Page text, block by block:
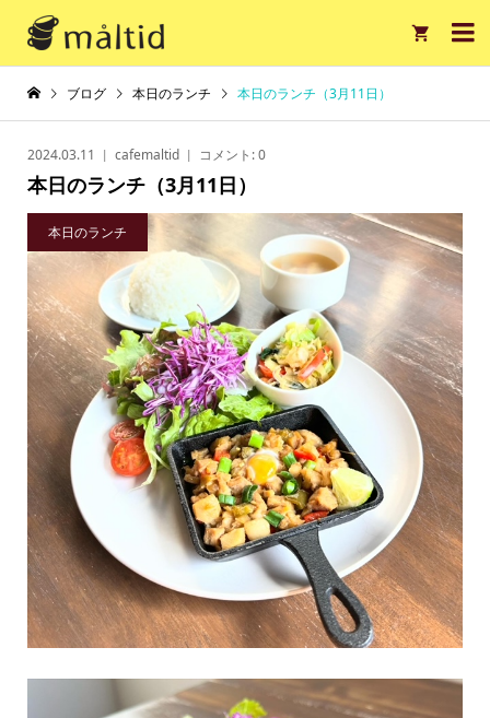

ブログ 本日のランチ 本日のランチ（3月11日）
2024.03.11 cafemaltid コメント:0
本日のランチ（3月11日）
本日のランチ